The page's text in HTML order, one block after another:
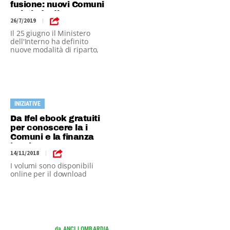
fusione: nuovi Comuni
sul piede di guerra
26/7/2019 |
Il 25 giugno il Ministero
dell'Interno ha definito
nuove modalità di riparto,
INIZIATIVE
Da Ifel ebook gratuiti
per conoscere la i
Comuni e la finanza
locale
14/11/2018 |
I volumi sono disponibili
online per il download